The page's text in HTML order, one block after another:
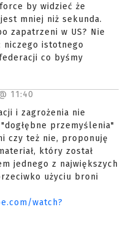
by widzieć że
mniej niż sekunda.
zapatrzeni w US? Nie
istotnego
co byśmy
11:40
i zagrożenia nie
przemyślenia"
czy też nie, proponuję
który został
jednego z największych
użyciu broni
watch?